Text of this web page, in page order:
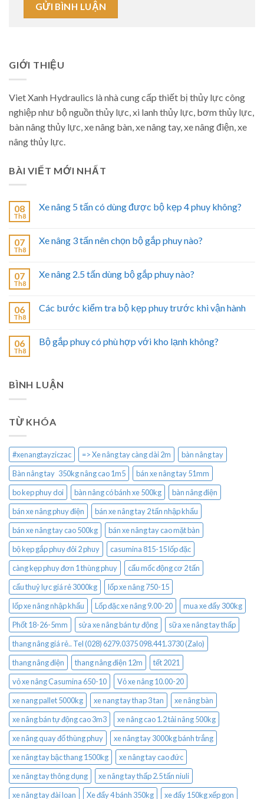
GIỚI THIỆU
Viet Xanh Hydraulics là nhà cung cấp thiết bị thủy lực công
nghiệp như bộ nguồn thủy lực, xi lanh thủy lực, bơm thủy lực,
bàn nâng thủy lực, xe nâng bàn, xe nâng tay, xe nâng điện, xe
nâng thủy lực.
BÀI VIẾT MỚI NHẤT
08
Th8
Xe nâng 5 tấn có dùng được bộ kẹp 4 phuy không?
07
Th8
Xe nâng 3 tấn nên chọn bộ gắp phuy nào?
07
Th8
Xe nâng 2.5 tấn dùng bộ gắp phuy nào?
06
Th8
Các bước kiểm tra bộ kẹp phuy trước khi vận hành
06
Th8
Bộ gắp phuy có phù hợp với kho lạnh không?
BÌNH LUẬN
TỪ KHÓA
#xenangtayziczac => Xe nâng tay càng dài 2m
bàn nâng tay
Bàn nâng tay 350kg nâng cao 1m5
bán xe nâng tay 51mm
bo kep phuy doi
bàn nâng có bánh xe 500kg
bàn nâng điện
bán xe nâng phuy điện
bán xe nâng tay 2 tấn nhập khẩu
bán xe nâng tay cao 500kg
bán xe nâng tay cao mặt bàn
bộ kẹp gắp phuy đôi 2 phuy
casumina 815-15 lốp đặc
càng kẹp phuy đơn 1 thùng phuy
cẩu mốc động cơ 2 tấn
cẩu thuỷ lực giá rẻ 3000kg
lốp xe nâng 750-15
lốp xe nâng nhập khẩu
Lốp đặc xe nâng 9.00-20
mua xe đẩy 300kg
Phốt 18-26-5mm
sửa xe nâng bán tự động
sữa xe nâng tay thấp
thang nâng giá rẻ.. Tel (028) 6279.0375 098.441.3730 (Zalo)
thang nâng điện
thang nâng điện 12m
tết 2021
vỏ xe nâng Casumina 650-10
Vỏ xe nâng 10.00-20
xe nang pallet 5000kg
xe nang tay thap 3 tan
xe nâng bàn
xe nâng bán tự động cao 3m3
xe nâng cao 1.2 tải nâng 500kg
xe nâng quay đổ thùng phuy
xe nâng tay 3000kg bánh trắng
xe nâng tay bậc thang 1500kg
xe nâng tay cao đức
xe nâng tay thông dụng
xe nâng tay thấp 2.5 tấn niuli
xe nâng tay đài loan
Xe đẩy 4 bánh 350kg
xe đẩy 150kg xếp gọn